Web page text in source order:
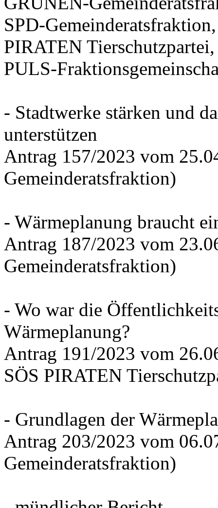
SPD-
PIRATEN Tierschutzpartei,
PULS-
- Stadtwerke stärken und
unterstützen
Antrag 157/2023 vom
Gemeinderatsfraktion)
- Wärmeplanung braucht
Antrag 187/2023 vom
Gemeinderatsfraktion)
- Wo war die
Wärmeplanung?
Antrag 191/2023 vom
SÖS PIRATEN
- Grundlagen der
Antrag 203/2023 vom
Gemeinderatsfraktion)